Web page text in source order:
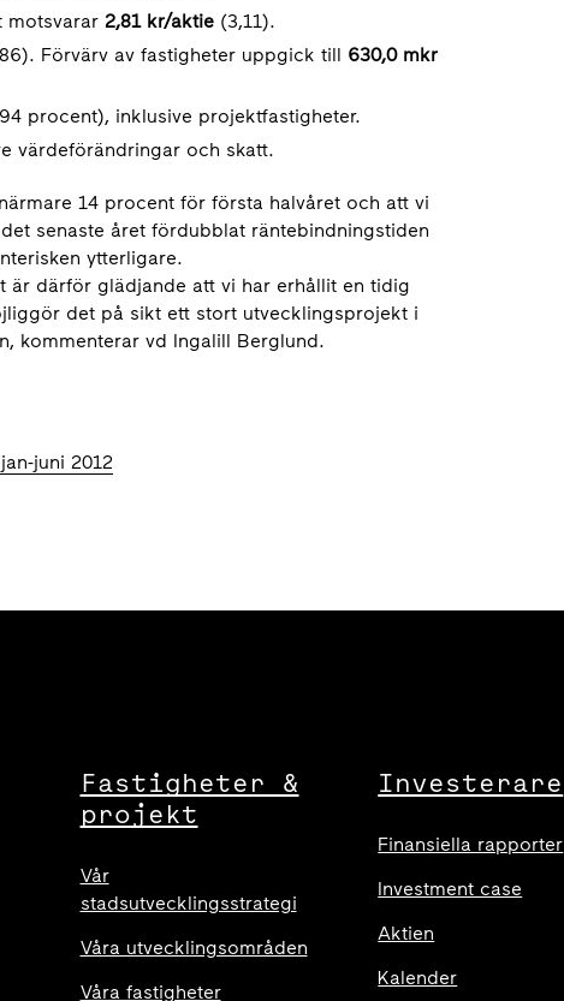
motsvarar 2,81 kr/aktie (3,11).
Förvärv av fastigheter uppgick till 630,0 mkr
procent), inklusive projektfastigheter.
värdeförändringar och skatt.
14 procent för första halvåret och att vi
senaste året fördubblat räntebindningstiden
ytterligare.
är därför glädjande att vi har erhållit en tidig
det på sikt ett stort utvecklingsprojekt i
kommenterar vd Ingalill Berglund.
juni 2012
Fastigheter &
projekt
Vår
stadsutvecklingsstrategi
Våra utvecklingsområden
Våra fastigheter
Investerare
Finansiella rapporter
Investment case
Aktien
Kalender